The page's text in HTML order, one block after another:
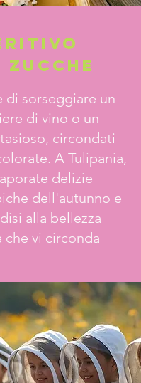
ZUCCHE
di sorseggiare un
di vino o un
circondati
A Tulipania,
delizie
dell'autunno e
alla bellezza
che vi circonda